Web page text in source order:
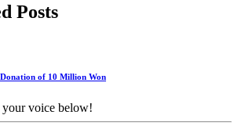
Posts
of 10 Million Won
voice below!